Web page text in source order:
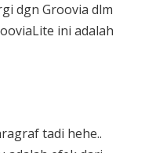
dgn Groovia dlm
ini adalah
tadi hehe..